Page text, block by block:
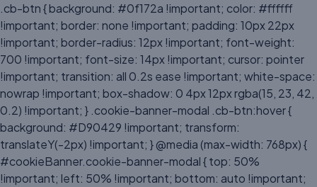
.cb-btn { background: #0f172a !important; color: #ffffff
!important; border: none !important; padding: 10px 22px
!important; border-radius: 12px !important; font-weight:
700 !important; font-size: 14px !important; cursor: pointer
!important; transition: all 0.2s ease !important; white-space:
nowrap !important; box-shadow: 0 4px 12px rgba(15, 23, 42,
0.2) !important; } .cookie-banner-modal .cb-btn:hover {
background: #D90429 !important; transform:
translateY(-2px) !important; } @media (max-width: 768px) {
#cookieBanner.cookie-banner-modal { top: 50%
!important; left: 50% !important; bottom: auto !important;